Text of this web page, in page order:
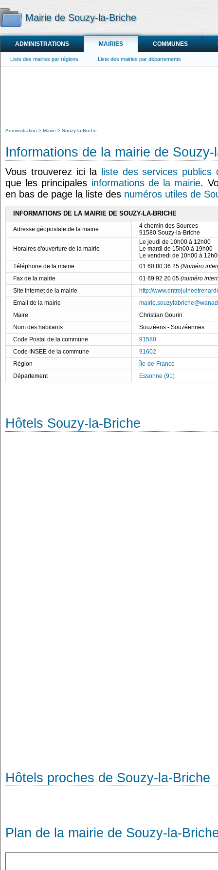
Mairie de Souzy-la-Briche
ADMINISTRATIONS MAIRIES COMMUNES
Liste des mairies par régions Liste des mairies par départements
Administration Mairie Souzy-la-Briche
Informations de la mairie de Souzy-
Vous trouverez ici la
liste des services publics
que les principales informations de la mairie.
en bas de page la liste des numéros utiles de
INFORMATIONS DE LA MAIRIE DE SOUZY-LA-BRICHE
Adresse géopostale de la mairie
4 chemin des Sources
91580 Souzy-la-Briche
Horaires d'ouverture de la mairie
Le jeudi de 10h00 à 12h00
Le mardi de 15h00 à 19h00
Le vendredi de 10h00 à
Téléphone de la mairie
01 60 80 36 25 (Numéro
Fax de la mairie
01 69 92 20 05 (numéro
Site internet de la mairie
http://
Email de la mairie
Maire
Christian Gourin
Nom des habitants
Souzéens - Souzéennes
Code Postal de la commune
91580
Code INSEE de la commune
91602
Région
Île-de-France
Département
Essonne (91)
Hôtels Souzy-la-Briche
Hôtels proches de Souzy-la-Briche
Plan de la mairie de Souzy-la-